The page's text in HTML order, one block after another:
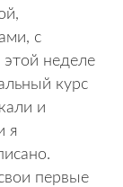
с
неделе
курс
и
я
первые